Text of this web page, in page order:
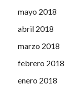
mayo 2018
abril 2018
marzo 2018
febrero 2018
enero 2018